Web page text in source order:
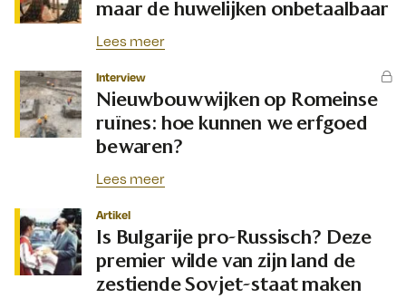
maar de huwelijken onbetaalbaar
Lees meer
Interview
Nieuwbouwwijken op Romeinse
ruïnes: hoe kunnen we erfgoed
bewaren?
Lees meer
Artikel
Is Bulgarije pro-Russisch? Deze
premier wilde van zijn land de
zestiende Sovjet-staat maken